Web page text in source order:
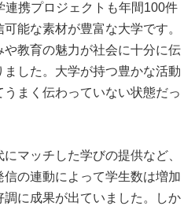
連携プロジェクトも年間100件
能な素材が豊富な大学です。
教育の魅力が社会に十分に伝
した。大学が持つ豊かな活動
まく伝わっていない状態だっ
マッチした学びの提供など、
の連動によって学生数は増加
調に成果が出ていました。しか